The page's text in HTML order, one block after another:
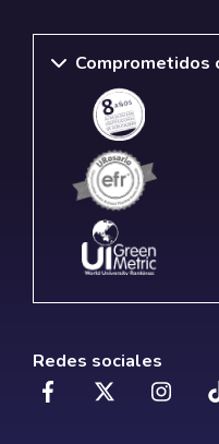
Comprometidos
Redes sociales